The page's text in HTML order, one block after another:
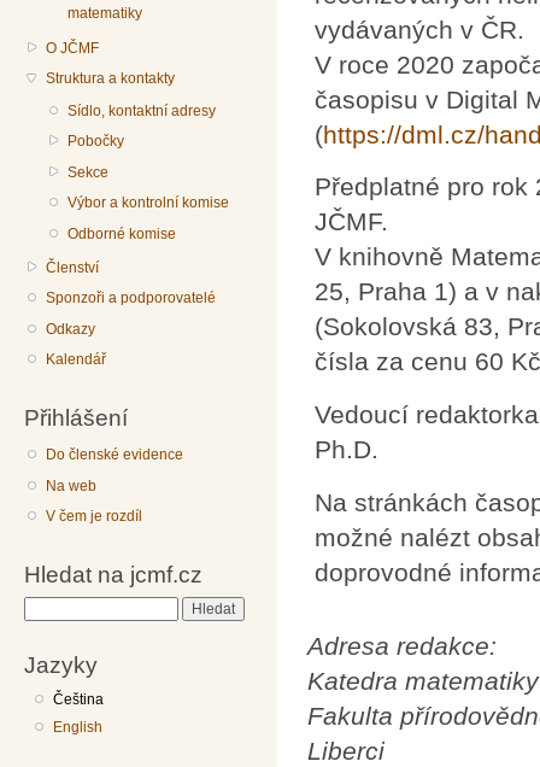
matematiky
O JČMF
Struktura a kontakty
Sídlo, kontaktní adresy
Pobočky
Sekce
Výbor a kontrolní komise
Odborné komise
Členství
Sponzoři a podporovatelé
Odkazy
Kalendář
Přihlášení
Do členské evidence
Na web
V čem je rozdíl
Hledat na jcmf.cz
Jazyky
Čeština
English
vydávaných v ČR.
V roce 2020
časopisu v Digital
(https://dml.cz/
Předplatné pro
JČMF.
V knihovně
25, Praha 1) a v
(Sokolovská 83,
čísla za cenu 60
Vedoucí
Ph.D.
Na stránkách
možné nalézt
doprovodné
Adresa redakce:
Katedra
Fakulta
Liberci